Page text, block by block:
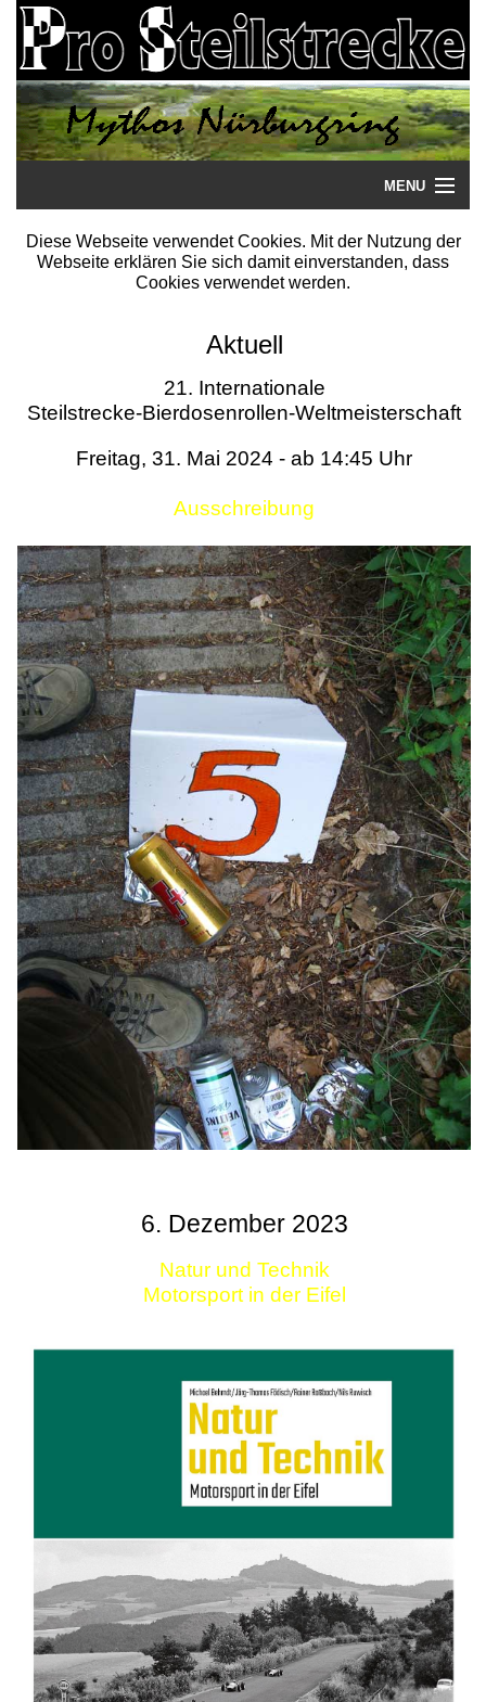
MENU
Startseite
Literatur
Termine
Diese Webseite verwendet Cookies. Mit der Nutzung der
Webseite erklären Sie sich damit einverstanden, dass
Cookies verwendet werden.
Aktuell
21. Internationale
Steilstrecke-Bierdosenrollen-Weltmeisterschaft
Freitag, 31. Mai 2024 - ab 14:45 Uhr
Ausschreibung
6. Dezember 2023
Natur und Technik
Motorsport in der Eifel